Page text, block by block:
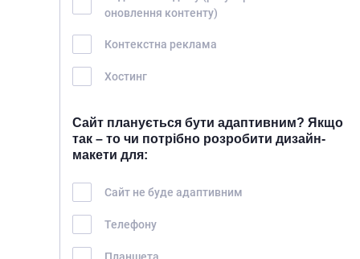
оновлення контенту)
Контекстна реклама
Хостинг
Сайт планується бути адаптивним? Якщо
так – то чи потрібно розробити дизайн-
макети для:
Сайт не буде адаптивним
Телефону
Планшета